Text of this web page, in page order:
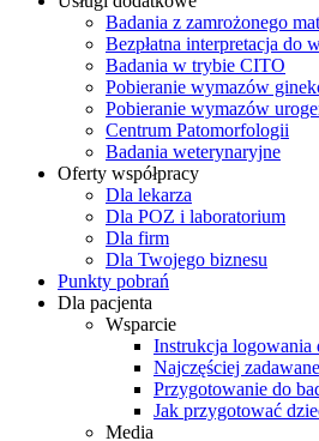
Badania z zamrożonego
Bezpłatna interpretacja do
Badania w trybie CITO
Pobieranie wymazów
Pobieranie wymazów
Centrum Patomorfologii
Badania weterynaryjne
Oferty współpracy
Dla lekarza
Dla POZ i laboratorium
Dla firm
Dla Twojego biznesu
Punkty pobrań
Dla pacjenta
Wsparcie
Instrukcja
Najczęściej
Przygotowanie do
Jak przygotować
Media